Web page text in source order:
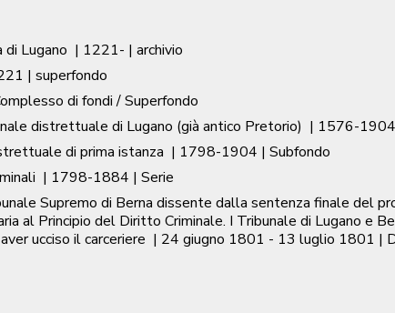
Lugano | 1221- | archivio
| superfondo
di fondi / Superfondo
distrettuale di Lugano (già antico Pretorio) | 1576-1904
di prima istanza | 1798-1904 | Subfondo
| 1798-1884 | Serie
Supremo di Berna dissente dalla sentenza finale del
al Principio del Diritto Criminale. I Tribunale di Lugano e
ucciso il carceriere | 24 giugno 1801 - 13 luglio 1801 |